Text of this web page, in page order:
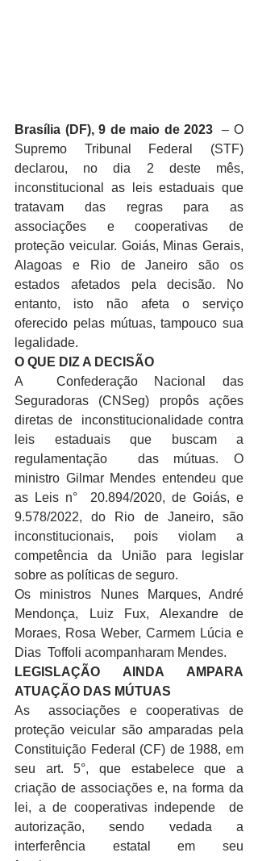
Brasília (DF), 9 de maio de 2023
  – O
Supremo Tribunal Federal (STF)
declarou, no dia 2 deste mês,
inconstitucional as leis estaduais que
tratavam das regras para as
associações e cooperativas de
proteção veicular. Goiás, Minas Gerais,
Alagoas e Rio de Janeiro são os
estados afetados pela decisão. No
entanto, isto não afeta o serviço
oferecido pelas mútuas, tampouco sua
legalidade.
O QUE DIZ A DECISÃO
A  Confederação Nacional das
Seguradoras (CNSeg) propôs ações
diretas de  inconstitucionalidade contra
leis estaduais que buscam a
regulamentação  das mútuas. O
ministro Gilmar Mendes entendeu que
as Leis n°  20.894/2020, de Goiás, e
9.578/2022, do Rio de Janeiro, são
inconstitucionais, pois violam a
competência da União para legislar
sobre as políticas de seguro.
Os ministros Nunes Marques, André
Mendonça, Luiz Fux, Alexandre de
Moraes, Rosa Weber, Carmem Lúcia e
Dias  Toffoli acompanharam Mendes.
LEGISLAÇÃO AINDA AMPARA
ATUAÇÃO DAS MÚTUAS
As  associações e cooperativas de
proteção veicular são amparadas pela
Constituição Federal (CF) de 1988, em
seu art. 5°, que estabelece que a
criação de associações e, na forma da
lei, a de cooperativas independe  de
autorização, sendo vedada a
interferência estatal em seu